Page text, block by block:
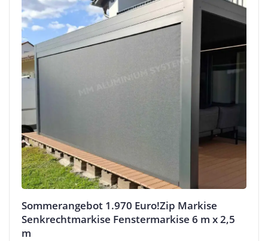
Sommerangebot 1.970 Euro!Zip Markise
Senkrechtmarkise Fenstermarkise 6 m x 2,5
m